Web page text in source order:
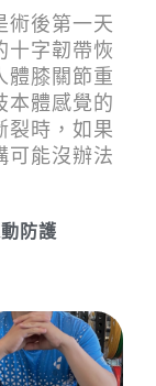
術後第一天
十字韌帶恢
體膝關節重
本體感覺的
裂時，如果
可能沒辦法
防護